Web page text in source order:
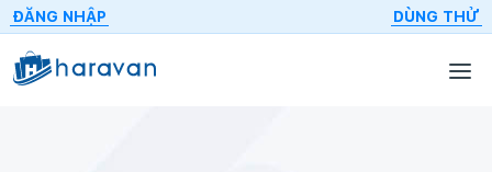
ĐĂNG NHẬP DÙNG THỬ